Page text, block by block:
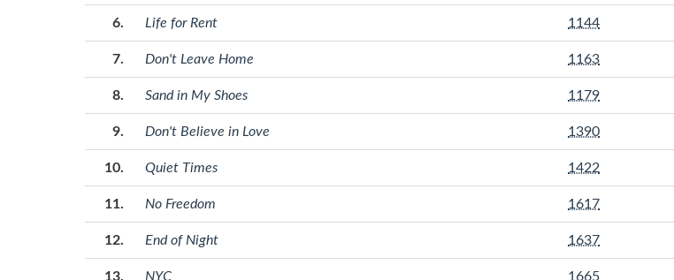
Life for Rent 1144
Don't Leave Home 1163
Sand in My Shoes 1179
Don't Believe in Love 1390
Quiet Times 1422
No Freedom 1617
End of Night 1637
NYC 1665